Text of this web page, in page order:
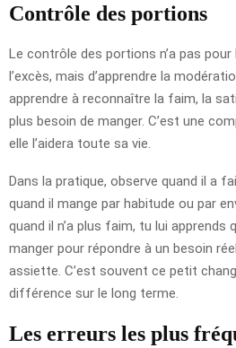
Contrôle des portions
Le contrôle des portions n’a pas
l’excès, mais d’apprendre la
apprendre à reconnaître la faim, la
plus besoin de manger. C’est une
elle l’aidera toute sa vie.
Dans la pratique, observe quand il a
quand il mange par habitude ou par
quand il n’a plus faim, tu lui apprends
manger pour répondre à un besoin
assiette. C’est souvent ce petit
différence sur le long terme.
Les erreurs les plus